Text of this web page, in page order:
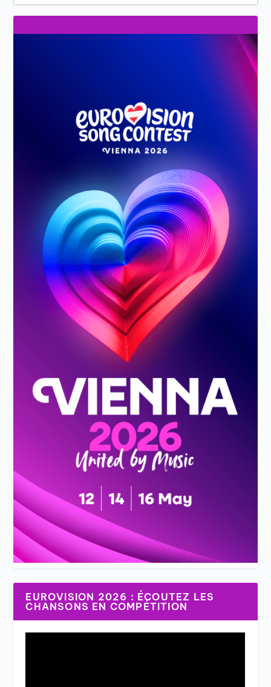
EUROVISION 2026 : ÉCOUTEZ LES
CHANSONS EN COMPÉTITION